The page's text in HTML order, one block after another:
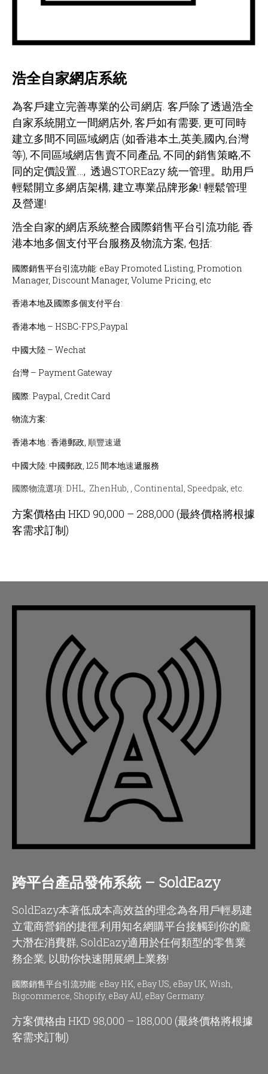
浩全自家網店系統
為客戶建立完善專業的公司網店. 客戶除了透過浩全
自家系統開立一間網店外, 客戶如有需要, 更可同時
建立多間不同區域網店 (如香港本土,英美,國內,台灣
等), 不同區域網店售賣不同產品, 不同的銷售策略,不
同的定價設置…, 透過STOREazy 統一管理。助用戶
輕鬆開立多網店架構, 建立專業品牌形象! 輕鬆管理
及營運!
浩全自家的網店系統整合國際銷售平台引流功能, 香
港本地多個支付平台服務及物流方案, 包括:
國際銷售平台引流功能: eBay Promoted Listing, Promotion
Manager, Discount Manager, Volume Pricing, etc
香港本地及國際多個支付平台:
香港本地 – HSBC-FPS,Paypal
中國大陸 – Wechat
台灣 – Payment Gateway
國際: Paypal, Credit Card
物流方案:
香港本地 : 香港郵政, 順豐速遞
中國大陸: 中國郵政, 125 間本地速遞服務
國際物流選項: DHL, ZhenHub, , Continental, Speedpak, etc.
方案價格由 HKD 90,000 – 288,000 (最終價格將根據
客需求訂制)
跨平台產品發佈系統 – SoldEazy
SoldEazy本著低成本高效益的理念為各用戶輕易建
立電商營銷的捷徑,利用知名網購平台接觸到你的龐
大潛在消費群, SoldEazy適用於任何類型的零售業
務企業, 以助你快速開展網上業務!
國際銷售平台引流功能: eBay HK, eBay US, eBay UK, Wish,
Bigcommerce, Shopify, eBay AU, eBay Germany.
方案價格由 HKD 98,000 – 188,000 (最終價格將根據
客需求訂制)